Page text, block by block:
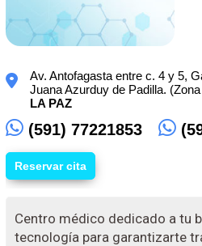
Av. Antofagasta entre c. 4 y 5,
Juana Azurduy de Padilla.
LA PAZ
(591) 77221853
Reservar cita
Centro médico dedicado a tu
tecnología para garantizarte